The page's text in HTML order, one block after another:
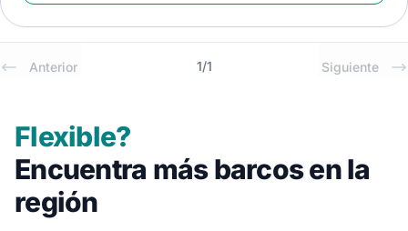
Anterior 1/1 Siguiente
Flexible?
Encuentra más barcos en la
región